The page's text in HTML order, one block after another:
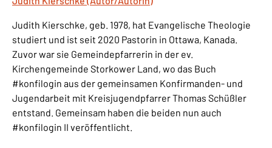
Judith Kierschke, geb. 1978, hat Evangelische Theologie
studiert und ist seit 2020 Pastorin in Ottawa, Kanada.
Zuvor war sie Gemeindepfarrerin in der ev.
Kirchengemeinde Storkower Land, wo das Buch
#konfilogin aus der gemeinsamen Konfirmanden- und
Jugendarbeit mit Kreisjugendpfarrer Thomas Schüßler
entstand. Gemeinsam haben die beiden nun auch
#konfilogin II veröffentlicht.